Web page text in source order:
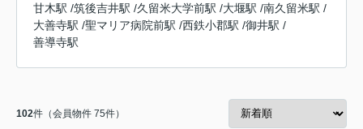
甘木駅 /筑後吉井駅 /久留米大学前駅 /大堰駅 /南久留米駅 /
大善寺駅 /聖マリア病院前駅 /西鉄小郡駅 /御井駅 /
善導寺駅
102件（会員物件 75件）